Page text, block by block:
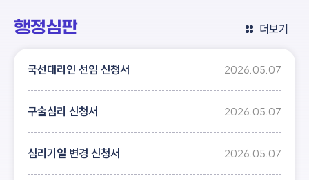
행정심판
국선대리인 선임 신청서 2026.05.07
구술심리 신청서 2026.05.07
심리기일 변경 신청서 2026.05.07
더보기